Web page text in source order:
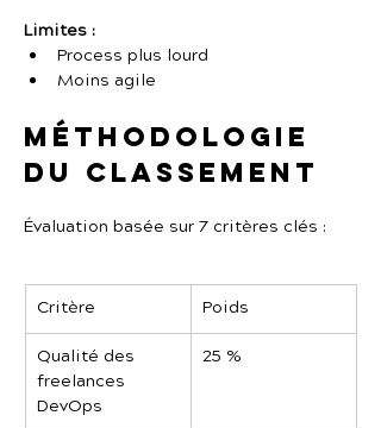
Limites :
Process plus lourd
Moins agile
Méthodologie
du classement
Évaluation basée sur 7 critères clés :
Critère Poids
Qualité des
freelances
DevOps
25 %